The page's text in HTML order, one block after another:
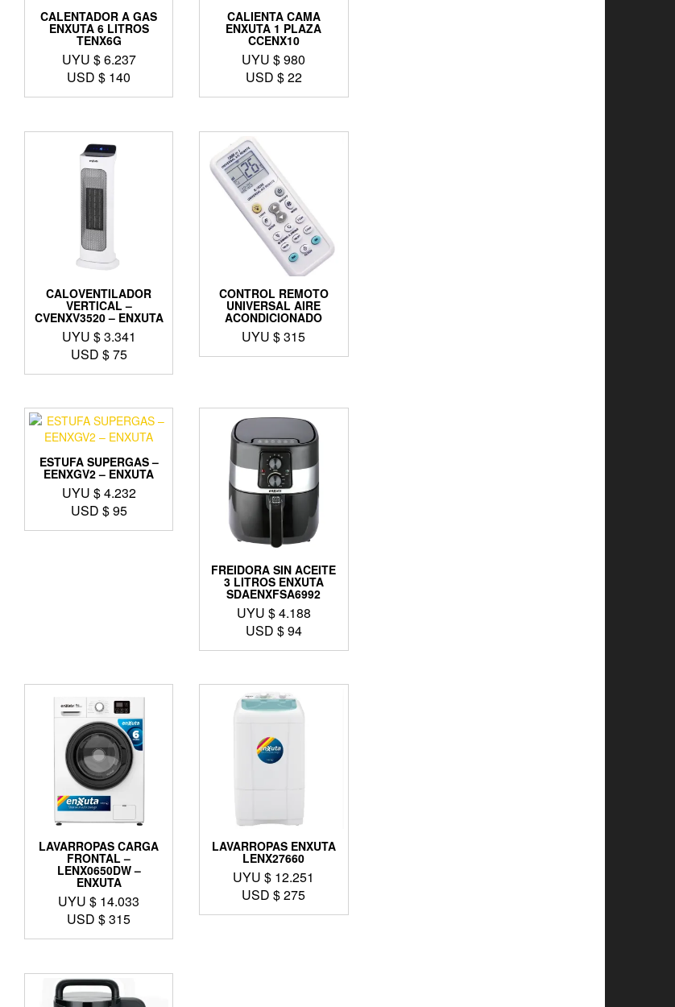
CALENTADOR A GAS
ENXUTA 6 LITROS
TENX6G
UYU $6.237
USD $ 140
CALIENTA CAMA
ENXUTA 1 PLAZA
CCENX10
UYU $980
USD $22
CALOVENTILADOR
VERTICAL –
CVENXV3520 – ENXUTA
UYU $3.341
USD $75
CONTROL REMOTO
UNIVERSAL AIRE
ACONDICIONADO
UYU $315
ESTUFA SUPERGAS –
EENXGV2 – ENXUTA
UYU $4.232
USD $95
FREIDORA SIN ACEITE
3 LITROS ENXUTA
SDAENXFSA6992
UYU $4.188
USD $94
LAVARROPAS CARGA
FRONTAL –
LENX0650DW –
ENXUTA
UYU $ 14.033
USD $315
LAVARROPAS ENXUTA
LENX27660
UYU $ 12.251
USD $275